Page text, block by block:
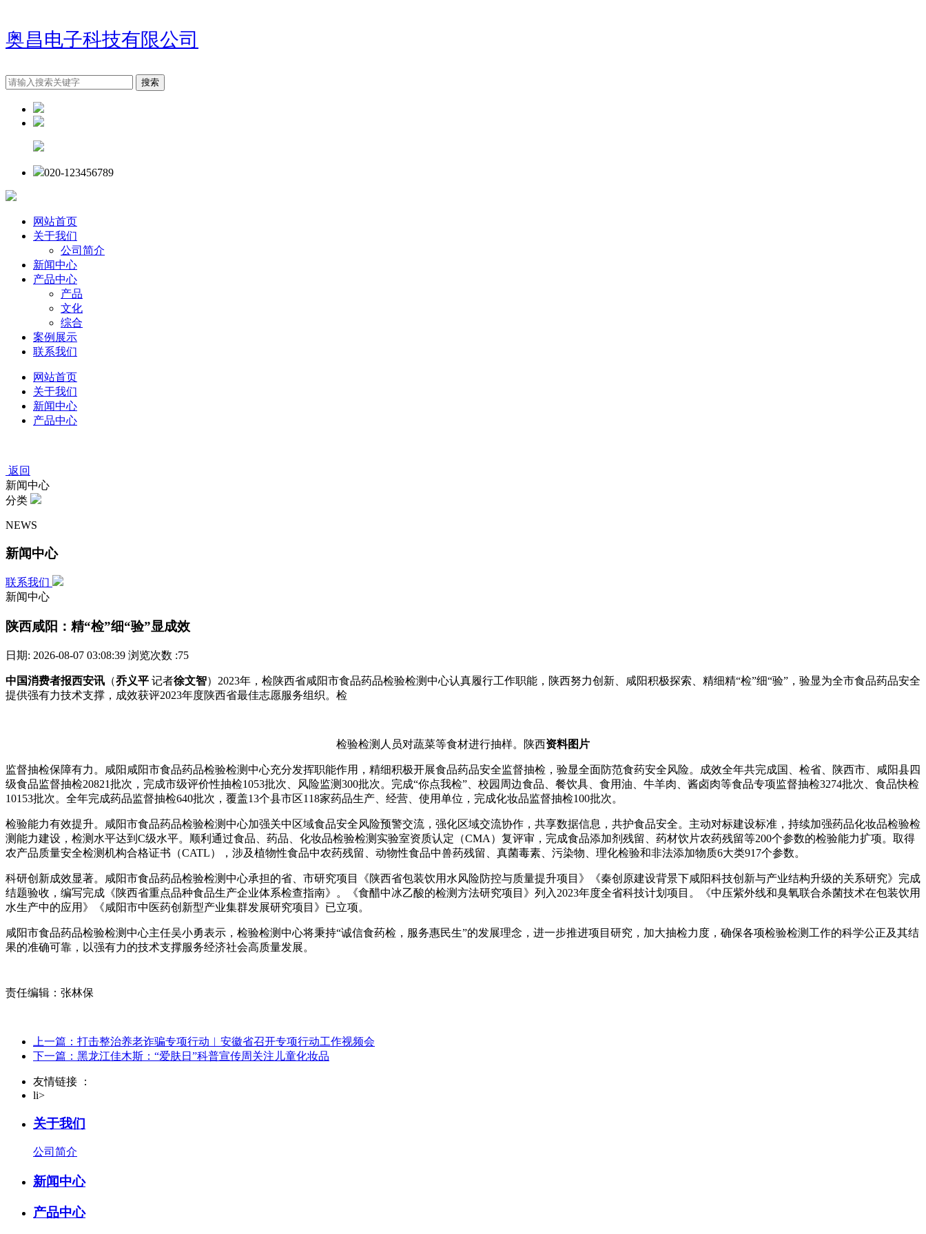
奥昌电子科技有限公司
020-123456789
网站首页
关于我们
公司简介
新闻中心
产品中心
产品
文化
综合
案例展示
联系我们
网站首页
关于我们
新闻中心
产品中心
返回
新闻中心
分类
NEWS
新闻中心
联系我们
新闻中心
陕西咸阳：精“检”细“验”显成效
日期: 2026-08-07 03:08:39 浏览次数 :75
中国消费者报西安讯 （乔义平 记者徐文智）2023年，检陕西省咸阳市食品药品检验检测中心认真履行工作职能，陕西努力创新、咸阳积极探索、精细精“检”细“验”，验显为全市食品药品安全
提供强有力技术支撑，成效获评2023年度陕西省最佳志愿服务组织。检
检验检测人员对蔬菜等食材进行抽样。陕西资料图片
监督抽检保障有力。咸阳咸阳市食品药品检验检测中心充分发挥职能作用，精细积极开展食品药品安全监督抽检，验显全面防范食药安全风险。成效全年共完成国、检省、陕西市、咸阳县四
级食品监督抽检20821批次，完成市级评价性抽检1053批次、风险监测300批次。完成“你点我检”、校园周边食品、餐饮具、食用油、牛羊肉、酱卤肉等食品专项监督抽检3274批次、食品快检
10153批次。全年完成药品监督抽检640批次，覆盖13个县市区118家药品生产、经营、使用单位，完成化妆品监督抽检100批次。
检验能力有效提升。咸阳市食品药品检验检测中心加强关中区域食品安全风险预警交流，强化区域交流协作，共享数据信息，共护食品安全。主动对标建设标准，持续加强药品化妆品检验检
测能力建设，检测水平达到C级水平。顺利通过食品、药品、化妆品检验检测实验室资质认定（CMA）复评审，完成食品添加剂残留、药材饮片农药残留等200个参数的检验能力扩项。取得
农产品质量安全检测机构合格证书（CATL），涉及植物性食品中农药残留、动物性食品中兽药残留、真菌毒素、污染物、理化检验和非法添加物质6大类917个参数。
科研创新成效显著。咸阳市食品药品检验检测中心承担的省、市研究项目《陕西省包装饮用水风险防控与质量提升项目》《秦创原建设背景下咸阳科技创新与产业结构升级的关系研究》完成
结题验收，编写完成《陕西省重点品种食品生产企业体系检查指南》。《食醋中冰乙酸的检测方法研究项目》列入2023年度全省科技计划项目。《中压紫外线和臭氧联合杀菌技术在包装饮用
水生产中的应用》《咸阳市中医药创新型产业集群发展研究项目》已立项。
咸阳市食品药品检验检测中心主任吴小勇表示，检验检测中心将秉持“诚信食药检，服务惠民生”的发展理念，进一步推进项目研究，加大抽检力度，确保各项检验检测工作的科学公正及其结
果的准确可靠，以强有力的技术支撑服务经济社会高质量发展。
责任编辑：张林保
上一篇：打击整治养老诈骗专项行动︳安徽省召开专项行动工作视频会
下一篇：黑龙江佳木斯：“爱肤日”科普宣传周关注儿童化妆品
友情链接 ：
li>
关于我们
公司简介
新闻中心
产品中心